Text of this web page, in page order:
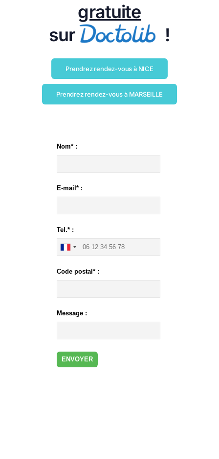
gratuite
sur
!
Prendrez rendez-vous à NICE
Prendrez rendez-vous à MARSEILLE